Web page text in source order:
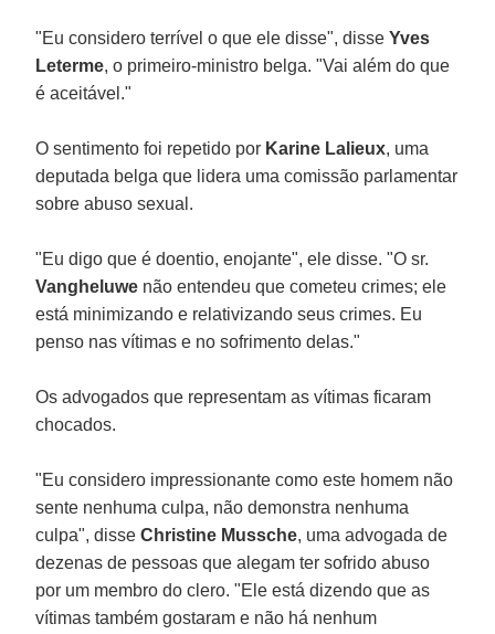
"Eu considero terrível o que ele disse", disseYves
Leterme, o primeiro-ministro belga. "Vai além do que
é aceitável."
O sentimento foi repetido por Karine Lalieux, uma
deputada belga que lidera uma comissão parlamentar
sobre abuso sexual.
"Eu digo que é doentio, enojante", ele disse. "O sr.
Vangheluwe não entendeu que cometeu crimes; ele
está minimizando e relativizando seus crimes. Eu
penso nas vítimas e no sofrimento delas."
Os advogados que representam as vítimas ficaram
chocados.
"Eu considero impressionante como este homem não
sente nenhuma culpa, não demonstra nenhuma
culpa", disseChristine Mussche, uma advogada de
dezenas de pessoas que alegam ter sofrido abuso
por um membro do clero. "Ele está dizendo que as
vítimas também gostaram e não há nenhum